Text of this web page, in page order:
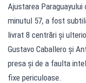
Ajustarea Paraguayului
minutul 57, a fost
livrat 8 centrări și
Gustavo Caballero și
presa și de a faulta
fixe periculoase.